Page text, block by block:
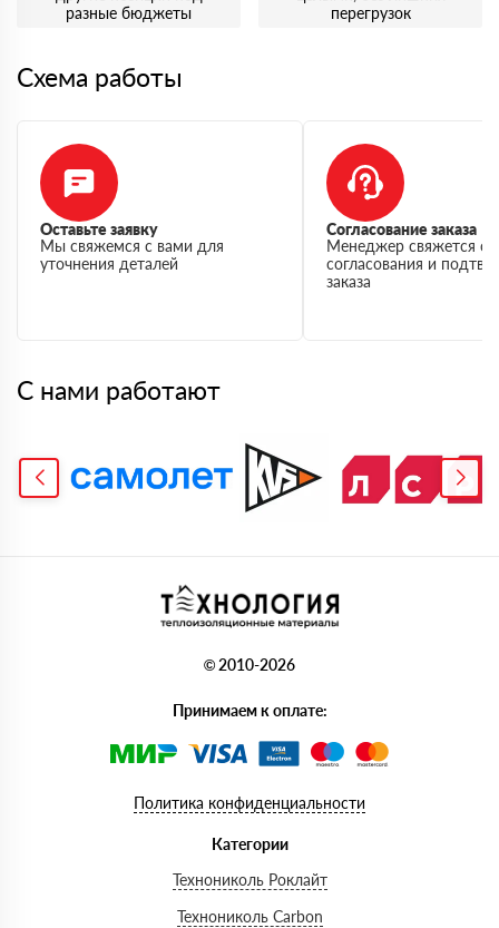
разные бюджеты
перегрузок
Схема работы
Оставьте заявку
Мы свяжемся с вами для
уточнения деталей
Согласование заказа
Менеджер свяжется с
согласования и
заказа
С нами работают
© 2010-2026
Принимаем к оплате:
Политика конфиденциальности
Категории
Технониколь Роклайт
Технониколь Carbon